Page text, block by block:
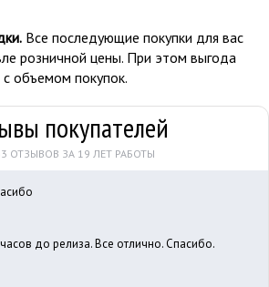
Все последующие покупки для вас
розничной цены. При этом выгода
объемом покупок.
покупателей
ОТЗЫВОВ ЗА 19 ЛЕТ РАБОТЫ
до релиза. Все отлично. Спасибо.